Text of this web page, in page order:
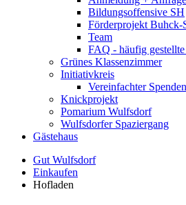
Bildungsoffensive SH
Förderprojekt Buhck-
Team
FAQ - häufig gestellte
Grünes Klassenzimmer
Initiativkreis
Vereinfachter
Knickprojekt
Pomarium Wulfsdorf
Wulfsdorfer Spaziergang
Gästehaus
Gut Wulfsdorf
Einkaufen
Hofladen